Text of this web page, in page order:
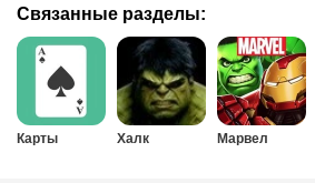
Связанные разделы:
Карты Халк Марвел